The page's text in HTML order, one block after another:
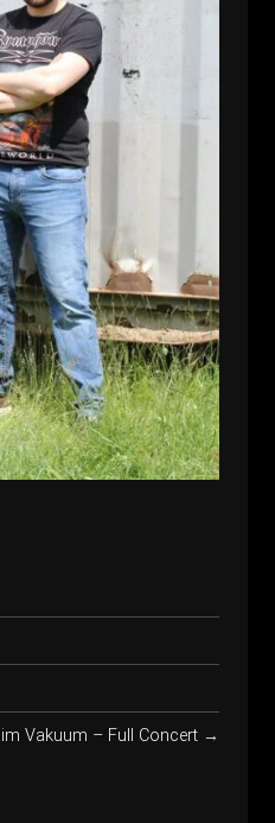
im Vakuum – Full Concert →